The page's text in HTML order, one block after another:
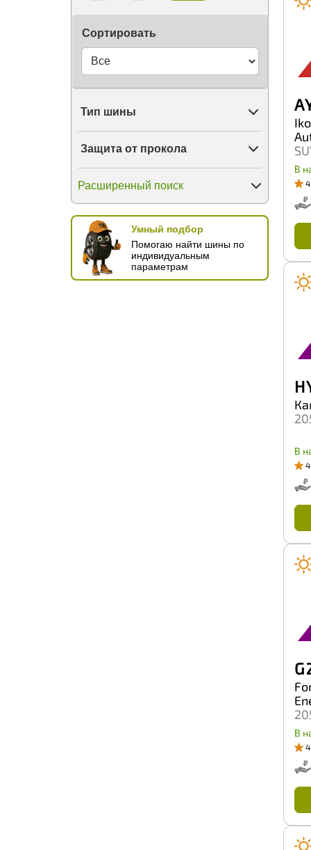
Winrun
X-Grip
Yazd
Yokohama
ZMax
КШЗ
Сортировать
Тип шины
Защита от прокола
Расширенный поиск
Умный подбор
Помогаю найти шины по
индивидуальным
параметрам
A
В
H
В
G
В